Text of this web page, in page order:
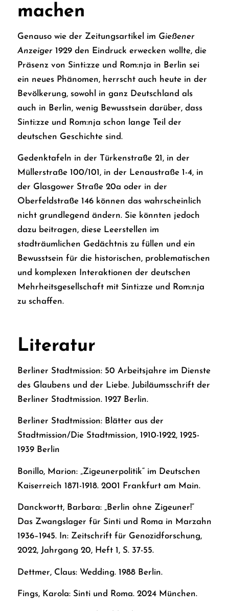
machen
Genauso wie der Zeitungsartikel im Gießener
Anzeiger1929 den Eindruck erwecken wollte, die
Präsenz von Sinti:zze und Rom:nja in Berlin sei
ein neues Phänomen, herrscht auch heute in der
Bevölkerung, sowohl in ganz Deutschland als
auch in Berlin, wenig Bewusstsein darüber, dass
Sinti:zze und Rom:nja schon lange Teil der
deutschen Geschichte sind.
Gedenktafeln in der Türkenstraße 21, in der
Müllerstraße 100/101, in der Lenaustraße 1-4, in
der Glasgower Straße 20a oder in der
Oberfeldstraße 146 können das wahrscheinlich
nicht grundlegend ändern. Sie könnten jedoch
dazu beitragen, diese Leerstellen im
stadträumlichen Gedächtnis zu füllen und ein
Bewusstsein für die historischen, problematischen
und komplexen Interaktionen der deutschen
Mehrheitsgesellschaft mit Sinti:zze und Rom:nja
zu schaffen.
Literatur
Berliner Stadtmission: 50 Arbeitsjahre im Dienste
des Glaubens und der Liebe. Jubiläumsschrift der
Berliner Stadtmission. 1927 Berlin.
Berliner Stadtmission: Blätter aus der
Stadtmission/Die Stadtmission, 1910-1922, 1925-
1939 Berlin
Bonillo, Marion: „Zigeunerpolitik“ im Deutschen
Kaiserreich 1871-1918. 2001 Frankfurt am Main.
Danckwortt, Barbara: „Berlin ohne Zigeuner!“
Das Zwangslager für Sinti und Roma in Marzahn
1936–1945. In: Zeitschrift für Genozidforschung,
2022, Jahrgang 20, Heft 1, S. 37-55.
Dettmer, Claus: Wedding. 1988 Berlin.
Fings, Karola: Sinti und Roma. 2024 München.